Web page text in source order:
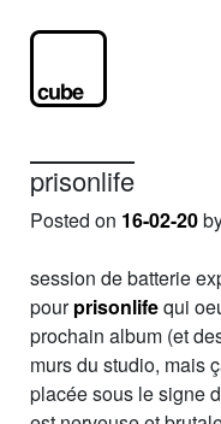
prisonlife
Posted on 16-02-20
session de batterie
pourprisonlifequi
prochain album (et
murs du studio, mais
placée sous le signe